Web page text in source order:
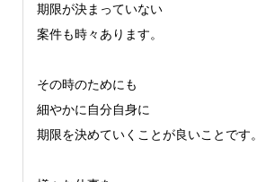
期限が決まっていない
案件も時々あります。
その時のためにも
細やかに自分自身に
期限を決めていくことが良いことです。